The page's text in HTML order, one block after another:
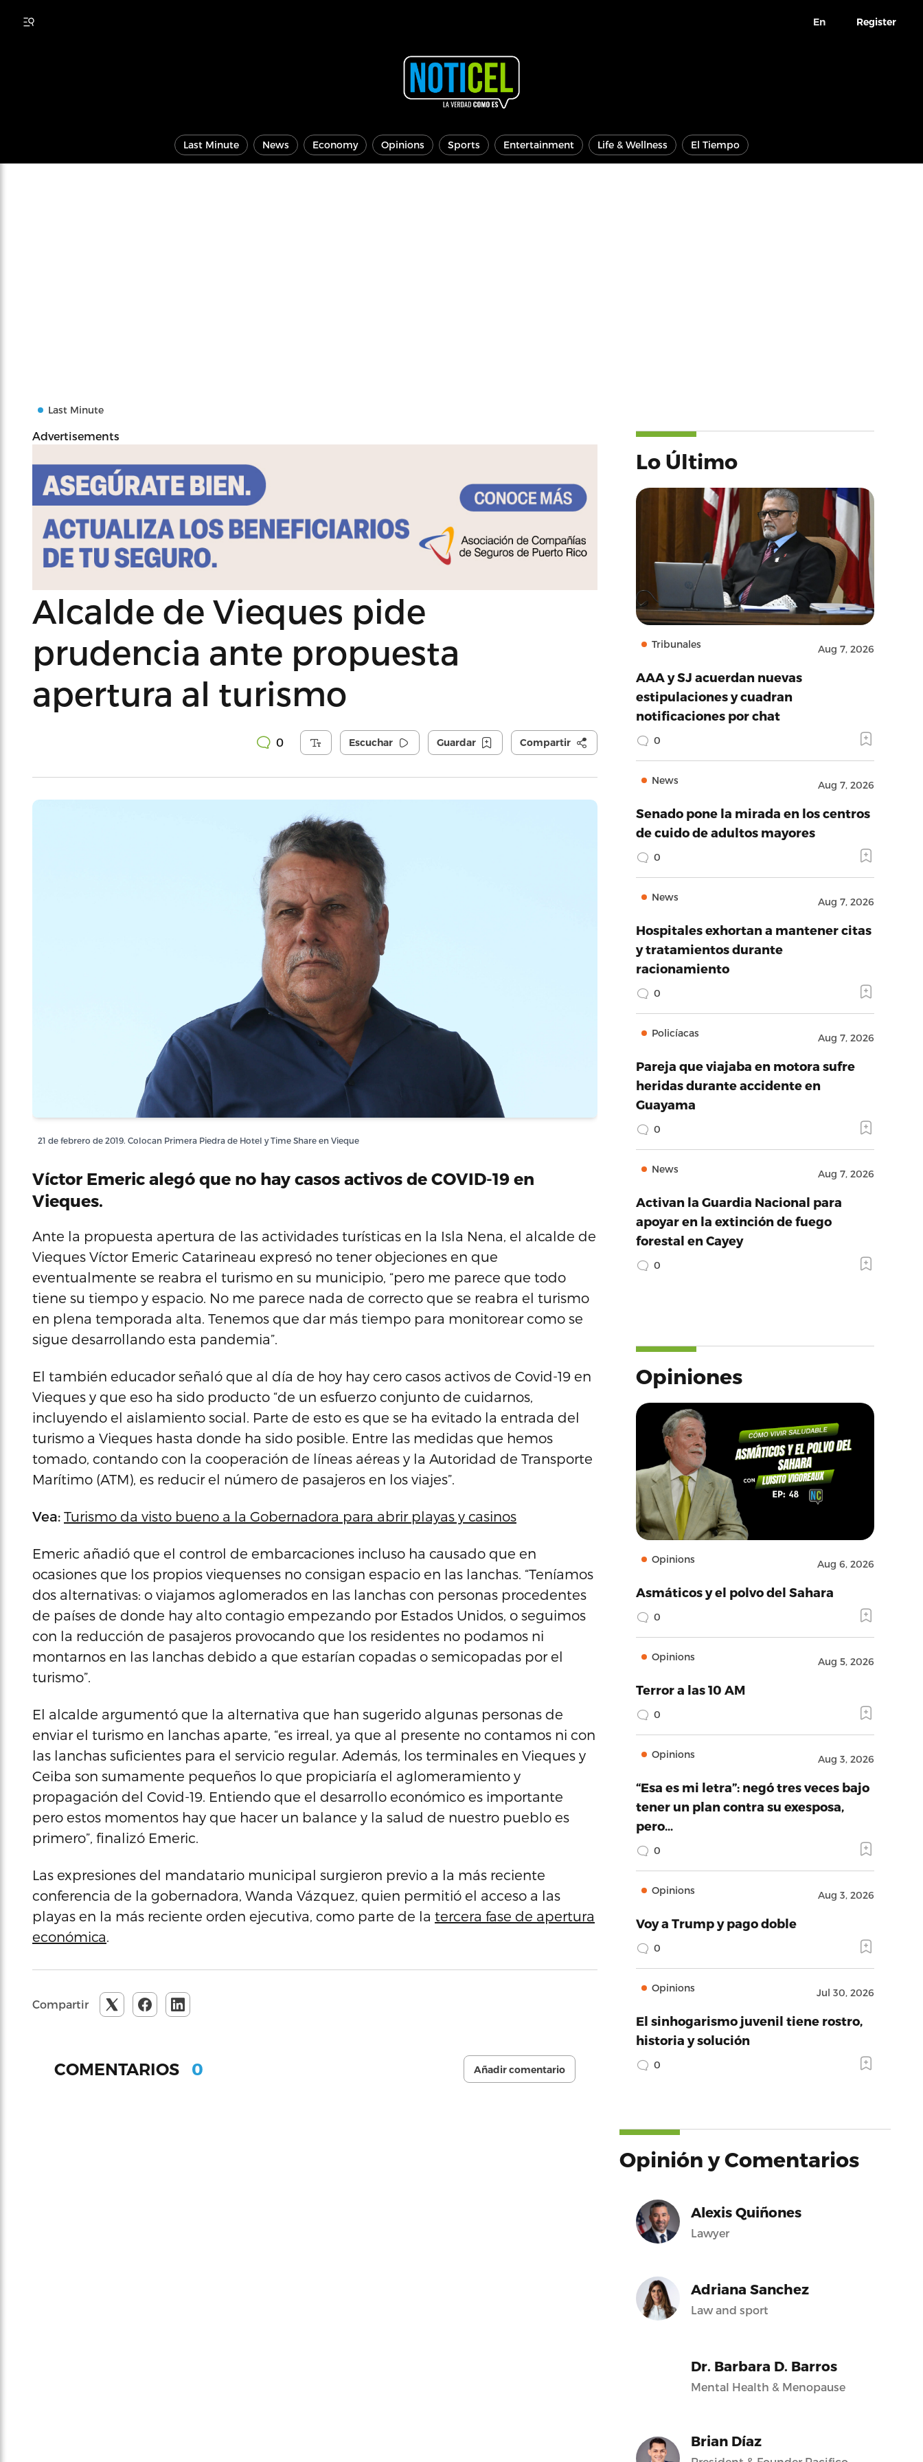
En Register
Last Minute News Economy Opinions Sports Entertainment Life & Wellness El Tiempo
Last Minute
Advertisements
Alcalde de Vieques pide
prudencia ante propuesta
apertura al turismo
0 Escuchar Guardar Compartir
21 de febrero de 2019. Colocan Primera Piedra de Hotel y Time Share en Vieque
Víctor Emeric alegó que no hay casos activos de COVID-19 en
Vieques.
Ante la propuesta apertura de las actividades turísticas en la Isla Nena, el alcalde de
Vieques Víctor Emeric Catarineau expresó no tener objeciones en que
eventualmente se reabra el turismo en su municipio, “pero me parece que todo
tiene su tiempo y espacio. No me parece nada de correcto que se reabra el turismo
en plena temporada alta. Tenemos que dar más tiempo para monitorear como se
sigue desarrollando esta pandemia”.
El también educador señaló que al día de hoy hay cero casos activos de Covid-19 en
Vieques y que eso ha sido producto “de un esfuerzo conjunto de cuidarnos,
incluyendo el aislamiento social. Parte de esto es que se ha evitado la entrada del
turismo a Vieques hasta donde ha sido posible. Entre las medidas que hemos
tomado, contando con la cooperación de líneas aéreas y la Autoridad de Transporte
Marítimo (ATM), es reducir el número de pasajeros en los viajes”.
Vea: Turismo da visto bueno a la Gobernadora para abrir playas y casinos
Emeric añadió que el control de embarcaciones incluso ha causado que en
ocasiones que los propios viequenses no consigan espacio en las lanchas. “Teníamos
dos alternativas: o viajamos aglomerados en las lanchas con personas procedentes
de países de donde hay alto contagio empezando por Estados Unidos, o seguimos
con la reducción de pasajeros provocando que los residentes no podamos ni
montarnos en las lanchas debido a que estarían copadas o semicopadas por el
turismo”.
El alcalde argumentó que la alternativa que han sugerido algunas personas de
enviar el turismo en lanchas aparte, “es irreal, ya que al presente no contamos ni con
las lanchas suficientes para el servicio regular. Además, los terminales en Vieques y
Ceiba son sumamente pequeños lo que propiciaría el aglomeramiento y
propagación del Covid-19. Entiendo que el desarrollo económico es importante
pero estos momentos hay que hacer un balance y la salud de nuestro pueblo es
primero”, finalizó Emeric.
Las expresiones del mandatario municipal surgieron previo a la más reciente
conferencia de la gobernadora, Wanda Vázquez, quien permitió el acceso a las
playas en la más reciente orden ejecutiva, como parte de la tercera fase de apertura
económica.
Compartir
COMENTARIOS 0 Añadir comentario
Lo Último
Tribunales Aug 7, 2026
AAA y SJ acuerdan nuevas
estipulaciones y cuadran
notificaciones por chat
0
News Aug 7, 2026
Senado pone la mirada en los centros
de cuido de adultos mayores
0
News Aug 7, 2026
Hospitales exhortan a mantener citas
y tratamientos durante
racionamiento
0
Policíacas Aug 7, 2026
Pareja que viajaba en motora sufre
heridas durante accidente en
Guayama
0
News Aug 7, 2026
Activan la Guardia Nacional para
apoyar en la extinción de fuego
forestal en Cayey
0
Opiniones
Opinions Aug 6, 2026
Asmáticos y el polvo del Sahara
0
Opinions Aug 5, 2026
Terror a las 10 AM
0
Opinions Aug 3, 2026
“Esa es mi letra”: negó tres veces bajo
tener un plan contra su exesposa,
pero…
0
Opinions Aug 3, 2026
Voy a Trump y pago doble
0
Opinions Jul 30, 2026
El sinhogarismo juvenil tiene rostro,
historia y solución
0
Opinión y Comentarios
Alexis Quiñones
Lawyer
Adriana Sanchez
Law and sport
Dr. Barbara D. Barros
Mental Health & Menopause
Brian Díaz